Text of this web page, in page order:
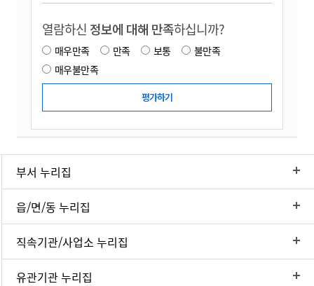
열람하신 정보에 대해 만족하십니까?
매우만족 만족 보통
불만족
매우불만족
부서 누리집
읍/면/동 누리집
직속기관/사업소 누리집
유관기관 누리집